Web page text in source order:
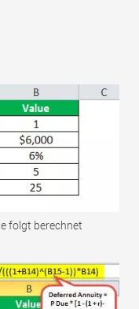
folgt berechnet